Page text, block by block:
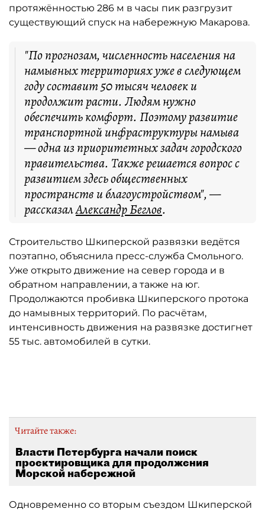
протяжённостью 286 м в часы пик разгрузит
существующий спуск на набережную Макарова.
"По прогнозам, численность населения на
намывных территориях уже в следующем
году составит 50 тысяч человек и
продолжит расти. Людям нужно
обеспечить комфорт. Поэтому развитие
транспортной инфраструктуры намыва
— одна из приоритетных задач городского
правительства. Также решается вопрос с
развитием здесь общественных
пространств и благоустройством", —
рассказалАлександр Беглов.
Строительство Шкиперской развязки ведётся
поэтапно, объяснила пресс-служба Смольного.
Уже открыто движение на север города и в
обратном направлении, а также на юг.
Продолжаются пробивка Шкиперского протока
до намывных территорий. По расчётам,
интенсивность движения на развязке достигнет
55 тыс. автомобилей в сутки.
Читайте также:
Власти Петербурга начали поиск
проектировщика для продолжения
Морской набережной
Одновременно со вторым съездом Шкиперской